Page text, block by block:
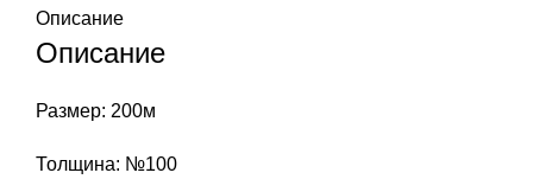
Описание
Описание
Размер: 200м
Толщина: №100